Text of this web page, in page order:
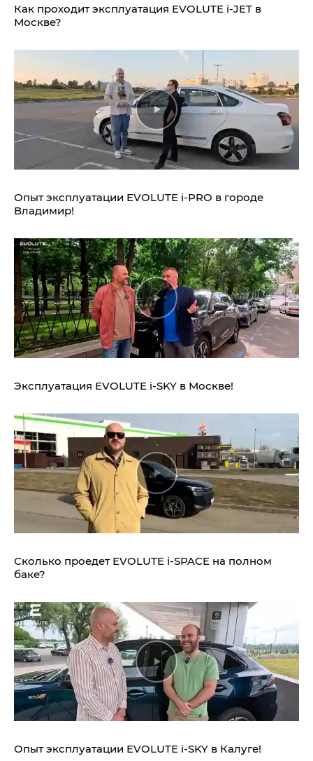
Как проходит эксплуатация EVOLUTE i‑JET в
Москве?
Опыт эксплуатации EVOLUTE i‑PRO в городе
Владимир!
Эксплуатация EVOLUTE i‑SKY в Москве!
Сколько проедет EVOLUTE i‑SPACE на полном
баке?
Опыт эксплуатации EVOLUTE i‑SKY в Калуге!